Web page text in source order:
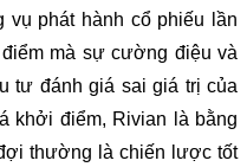
phát hành cổ phiếu lần
mà sự cường điệu và
tư đánh giá sai giá trị của
khởi điểm, Rivian là bằng
thường là chiến lược tốt